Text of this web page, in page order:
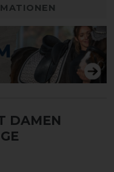
DAMEN